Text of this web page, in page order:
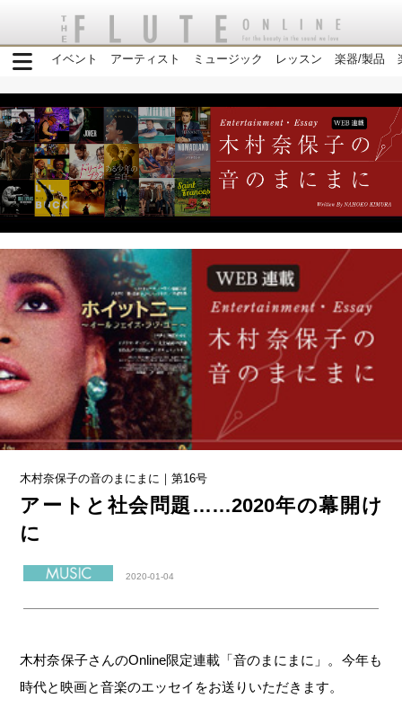
イベント アーティスト ミュージック レッスン 楽器/製品
木村奈保子の音のまにまに｜第16号
アートと社会問題……2020年の幕開け
に
2020-01-04
木村奈保子さんのOnline限定連載「音のまにまに」。今年も
時代と映画と音楽のエッセイをお送りいただきます。